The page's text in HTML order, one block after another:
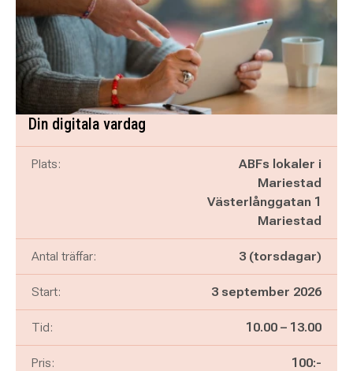
Din digitala vardag
Plats:
ABFs lokaler i
Mariestad
Västerlånggatan 1
Mariestad
Antal träffar: 3 (torsdagar)
Start: 3 september 2026
Tid: Pågår mellan
10.00 – och
13.00
Pris: 100:-